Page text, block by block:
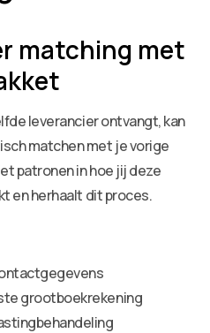
matching met
leverancier ontvangt, kan
matchen met je vorige
patronen in hoe jij deze
en herhaalt dit proces.
grootboekrekening